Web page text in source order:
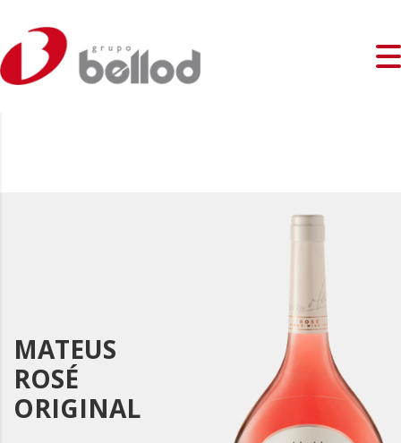
MATEUS
ROSÉ
ORIGINAL